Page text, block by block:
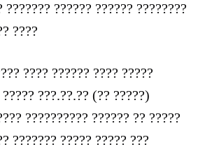
??????? ?????? ?????? ????????
????
???? ?????? ???? ?????
???.??.?? (?? ?????)
?????????? ?????? ?? ?????
??????? ????? ????? ???